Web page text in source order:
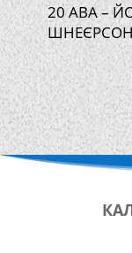
20 АВА –